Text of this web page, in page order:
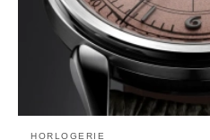
HORLOGERIE